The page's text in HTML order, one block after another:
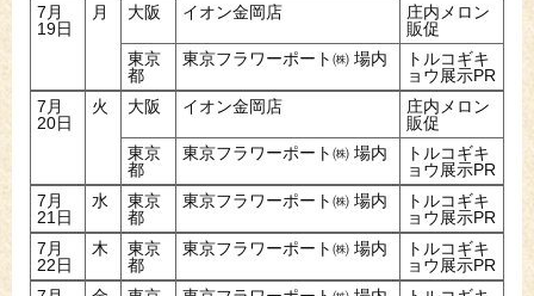
7月
19日
月 大阪 イオン金岡店
庄内メロン
販促
東京
都
東京フラワーポート㈱ 場内
トルコギキ
ョウ展示PR
7月
20日
火 大阪 イオン金岡店
庄内メロン
販促
東京
都
東京フラワーポート㈱ 場内
トルコギキ
ョウ展示PR
7月
21日
水
東京
都
東京フラワーポート㈱ 場内
トルコギキ
ョウ展示PR
7月
22日
木
東京
都
東京フラワーポート㈱ 場内
トルコギキ
ョウ展示PR